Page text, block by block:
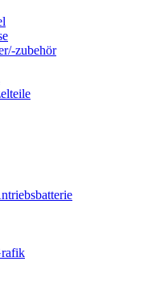
zubehör